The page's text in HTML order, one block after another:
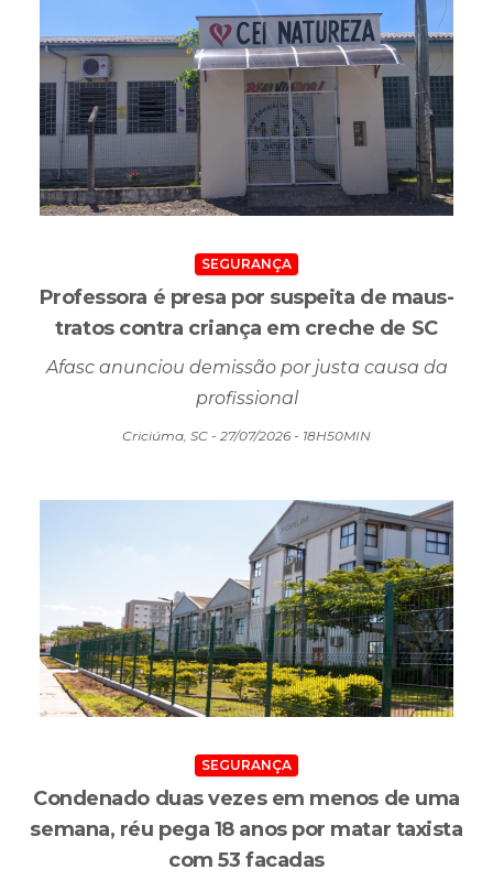
SEGURANÇA
Professora é presa por suspeita de maus-
tratos contra criança em creche de SC
Afasc anunciou demissão por justa causa da
Criciúma, SC - 27/07/2026 - 18H50MIN
SEGURANÇA
Condenado duas vezes em menos de uma